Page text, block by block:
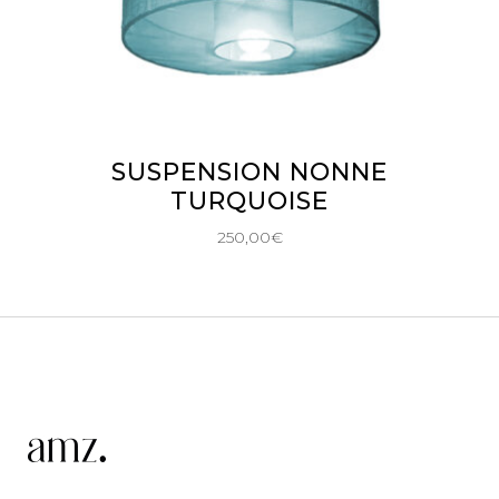
AJOUTER AU PANIER
SUSPENSION NONNE
TURQUOISE
250,00€